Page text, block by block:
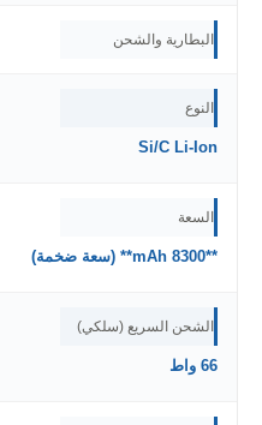
البطارية والشحن
النوع
Si/C Li-Ion
السعة
**8300 mAh** (سعة ضخمة)
الشحن السريع (سلكي)
66 واط